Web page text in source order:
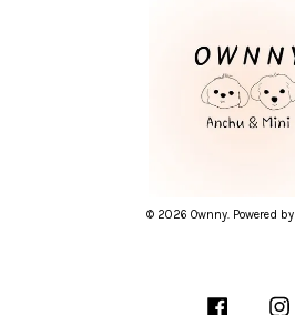
© 2026 Ownny. Powered by
Facebook